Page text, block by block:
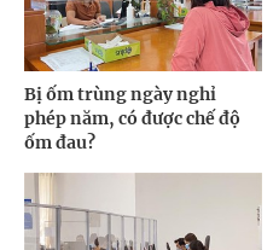
Bị ốm trùng ngày nghỉ
phép năm, có được chế độ
ốm đau?